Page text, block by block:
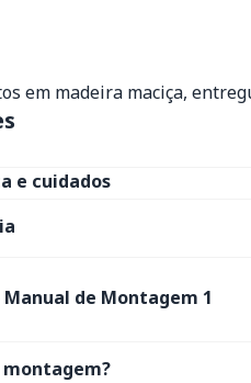
em madeira maciça,
e cuidados
Manual de Montagem 1
montagem?